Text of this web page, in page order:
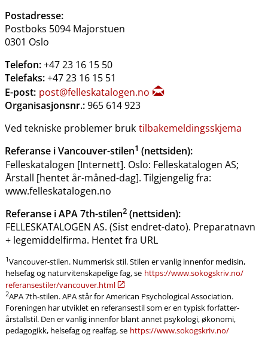
Postadresse:
Postboks 5094 Majorstuen
0301 Oslo
Telefon:+47 23 16 15 50
Telefaks:+47 23 16 15 51
E-post: post@felleskatalogen.no
Organisasjonsnr.:965 614 923
Ved tekniske problemer bruk tilbakemeldingsskjema
Referanse i Vancouver-stilen1 (nettsiden):
Felleskatalogen [Internett]. Oslo: Felleskatalogen AS;
Årstall [hentet år-måned-dag]. Tilgjengelig fra:
www.felleskatalogen.no
Referanse i APA 7th-stilen2 (nettsiden):
FELLESKATALOGEN AS. (Sist endret-dato). Preparatnavn
+ legemiddelfirma. Hentet fra URL
1Vancouver-stilen. Nummerisk stil. Stilen er vanlig innenfor medisin,
helsefag og naturvitenskapelige fag, se https:​/​/www.sokogskriv.no​/​
referansestiler​/​vancouver.html
2APA 7th-stilen. APA står for American Psychological Association.
Foreningen har utviklet en referansestil som er en typisk forfatter-
årstallstil. Den er vanlig innenfor blant annet psykologi, økonomi,
pedagogikk, helsefag og realfag, se https:​/​/www.sokogskriv.no​/​